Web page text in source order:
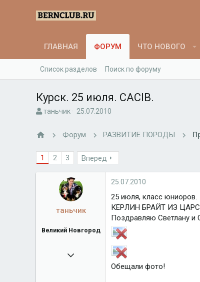
ГЛАВНАЯ ФОРУМ ЧТО НОВОГО
Список разделов Поиск по форуму
Курск. 25 июля. CACIB.
А
о
таньчик
Д
а
л
а
25.07.2010
Форум РАЗВИТИЕ ПОРОДЫ
1 2 3 Вперед
таньчик
Великий Новгород
26.07.2009
25.07.2010
25 июля, класс юниоров.
КЕРЛИН БРАЙТ ИЗ
Поздравляю Светлану и
Обещали фото!